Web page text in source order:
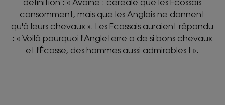
consomment, mais que les Anglais ne donnent
qu'à leurs chevaux ». Les Ecossais auraient répondu
: « Voilà pourquoi l'Angleterre a de si bons chevaux
et l'Écosse, des hommes aussi admirables ! ».